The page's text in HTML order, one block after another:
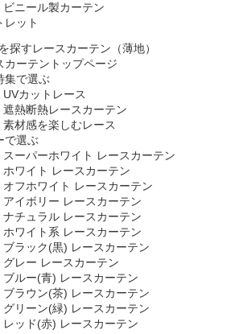
ビニール製カーテン
レット
レースカーテン（薄地）
カーテントップページ
集で選ぶ
UVカットレース
遮熱断熱レースカーテン
素材感を楽しむレース
で選ぶ
スーパーホワイト レースカーテン
ホワイト レースカーテン
オフホワイト レースカーテン
アイボリー レースカーテン
ナチュラル レースカーテン
ホワイト系 レースカーテン
ブラック(黒) レースカーテン
グレー レースカーテン
ブルー(青) レースカーテン
ブラウン(茶) レースカーテン
グリーン(緑) レースカーテン
レッド(赤) レースカーテン